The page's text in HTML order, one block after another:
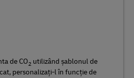
de CO2 utilizând șablonul de
personalizați-l în funcție de